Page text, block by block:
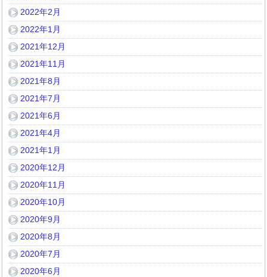
2022年2月
2022年1月
2021年12月
2021年11月
2021年8月
2021年7月
2021年6月
2021年4月
2021年1月
2020年12月
2020年11月
2020年10月
2020年9月
2020年8月
2020年7月
2020年6月